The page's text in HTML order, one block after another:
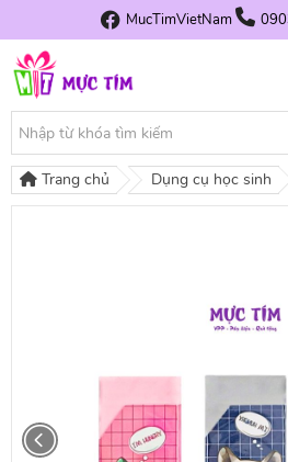
MucTimVietNam
Trang chủ Dụng cụ học sinh